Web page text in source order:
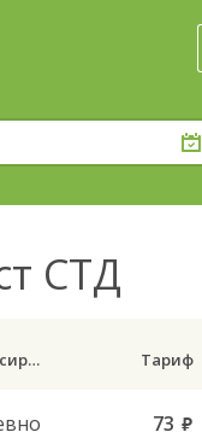
СТД
Дни курсирования Тариф
73 руб.